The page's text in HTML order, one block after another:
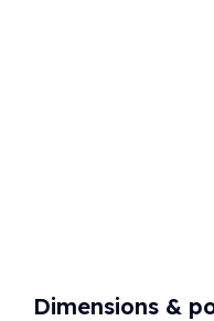
Dimensions &